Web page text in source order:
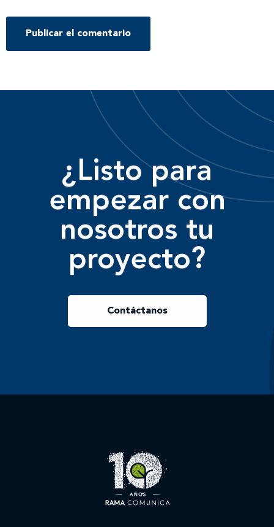
¿Listo para
empezar con
nosotros tu
proyecto?
Contáctanos